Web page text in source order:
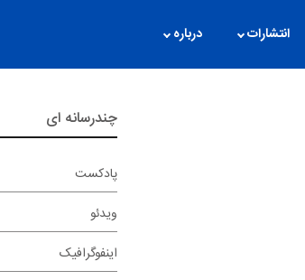
انتشارات درباره
چندرسانه ای
پادکست
ویدئو
اینفوگرافیک